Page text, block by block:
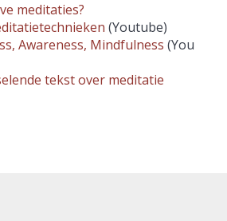
meditaties?
(Youtube)
Awareness, Mindfulness (You
tekst over meditatie